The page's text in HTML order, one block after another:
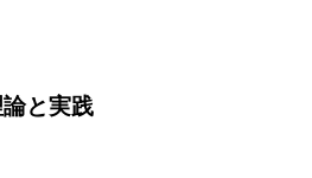
と実践